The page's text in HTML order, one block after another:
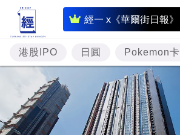
經一 x《華爾街日報》
即
時
財
經
投
港股IPO 日圓 Pokemon卡